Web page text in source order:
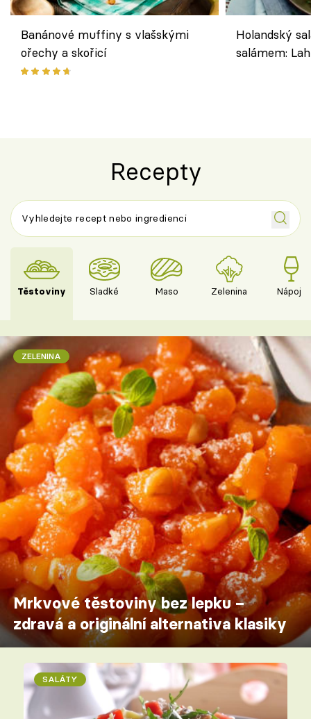
Banánové muffiny s vlašskými
ořechy a skořicí
Holandský
salámem:
Recepty
Těstoviny Sladké Maso Zelenina Nápoje
ZELENINA
Mrkvové těstoviny bez lepku –
zdravá a originální alternativa klasiky
SALÁTY